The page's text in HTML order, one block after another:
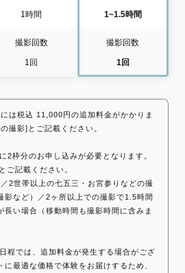
1時間
撮影回数
1回
1~1.5時間
撮影回数
1回
は税込 11,000円の追加料金がかかりま
撮影]とご記載ください。
2枠分のお申し込みが必要となります。
ご記載ください。
2世帯以上の七五三・お宮参りなどの撮
影など）／2ヶ所以上での撮影で1.5時間
長い場合（移動時間も撮影時間に含みま
程では、追加料金が発生する場合がござ
に最適な価格で体験をお届けするため、